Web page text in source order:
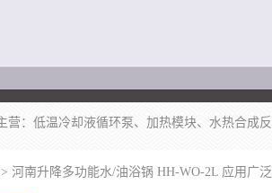
> 河南升降多功能水/油浴锅 HH-WO-2L 应用广泛